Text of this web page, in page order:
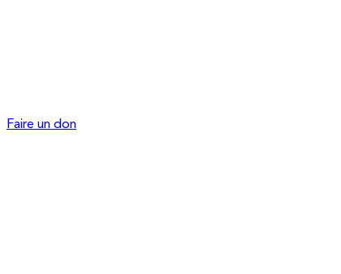
Faire un don